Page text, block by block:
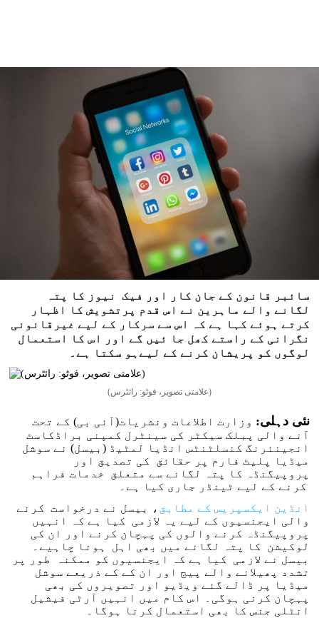
سائبر قانون کے جان کار اور فیک نیوز کا پتہ
لگانے والے ماہرین نے اس قدم پرتشویش کا اظہار
کرتے ہوئے کہا ہے کہ اس سے سرکار کے لیے غیرقانونی
نگرانی کے راستے کھل جا ئیں گے اور اس کا استعمال
لوگوں کو پریشان کرنے کے لیےہو سکتا ہے۔
(علامتی تصویر، فوٹو: رائٹرس)
نئی دہلی: وزارت اطلاعات ونشریات(آئی بی) کے تحت
آنے والی پبلک سیکٹر کی سینٹرل کمپنی براڈکاسٹ
انجینئرنگ کنسلٹنٹس انڈیا لمٹیڈ (بیسل) نے سوشل
میڈیا پلیٹ فارم پر حقائق کی تصدیق اور
پروپیگنڈہ کا پتہ لگانے سے متعلق خدمات فراہم
کرنے کے لیے ٹینڈر جاری کیا ہے۔
انڈین ایکسپریس کے مطابق ، بیسل نے درخواست کرنے
والی ایجنسیوں کے لیے یہ لازمی کیا ہے کہ انہیں
پروپیگنڈہ کرنے والوں کی پہچان کرنے اور ان کی
لوکیشن کا پتہ لگانے میں بھی اہل ہونا چاہیے۔
بیسل نے لازمی کیا ہے کہ ایجنسیوں کو ممکنہ طور پر
تشدد پھیلانے والے پیج اور ان کے کے ذریعے سوشل
میڈیا پر ڈالے گئے ویڈیو اور تصویروں کی بھی
پہچان کرنی ہوگی۔ اس کام میں انہیں آرٹی فیشیل
انٹلی جنس کا بھی استعمال کرنا ہوگا۔